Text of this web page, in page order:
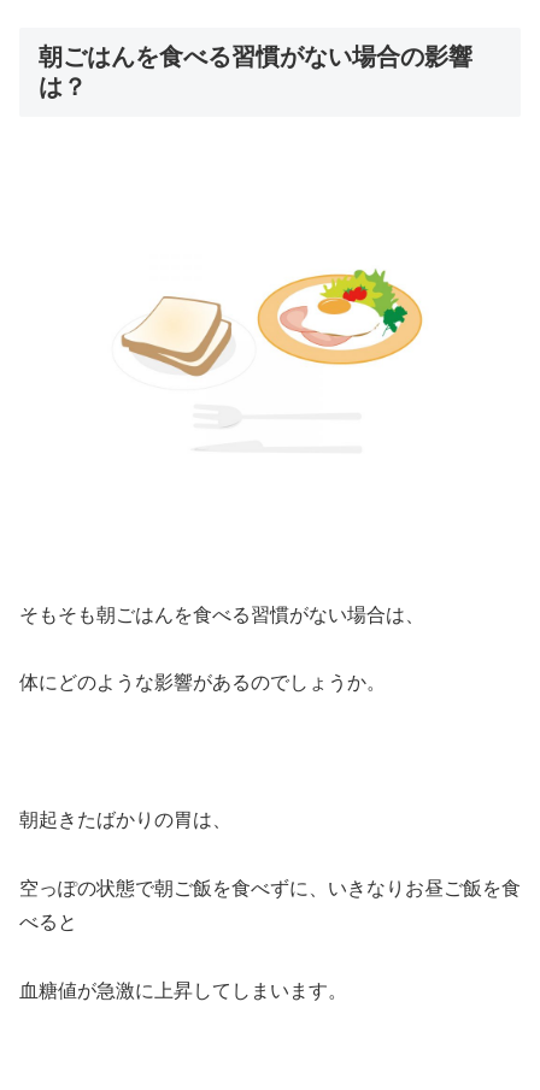
朝ごはんを食べる習慣がない場合の影響
は？
そもそも朝ごはんを食べる習慣がない場合は、
体にどのような影響があるのでしょうか。
朝起きたばかりの胃は、
空っぽの状態で朝ご飯を食べずに、いきなりお昼ご飯を食
べると
血糖値が急激に上昇してしまいます。